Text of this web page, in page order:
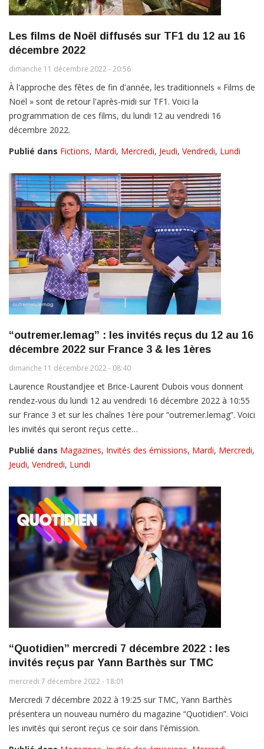
Les films de Noël diffusés sur TF1 du 12 au 16
décembre 2022
dimanche 11 décembre 2022 - 20:56
À l'approche des fêtes de fin d'année, les traditionnels « Films de
Noël » sont de retour l'après-midi sur TF1. Voici la
programmation de ces films, du lundi 12 au vendredi 16
décembre 2022.
Publié dans Fictions, Mardi, Mercredi, Jeudi, Vendredi, Lundi
“outremer.lemag” : les invités reçus du 12 au 16
décembre 2022 sur France 3 & les 1ères
dimanche 11 décembre 2022 - 08:40
Laurence Roustandjee et Brice-Laurent Dubois vous donnent
rendez-vous du lundi 12 au vendredi 16 décembre 2022 à 10:55
sur France 3 et sur les chaînes 1ère pour “outremer.lemag”. Voici
les invités qui seront reçus cette…
Publié dans Magazines, Invités des émissions, Mardi, Mercredi,
Jeudi, Vendredi, Lundi
“Quotidien” mercredi 7 décembre 2022 : les
invités reçus par Yann Barthès sur TMC
mercredi 7 décembre 2022 - 18:01
Mercredi 7 décembre 2022 à 19:25 sur TMC, Yann Barthès
présentera un nouveau numéro du magazine “Quotidien”. Voici
les invités qui seront reçus ce soir dans l'émission.